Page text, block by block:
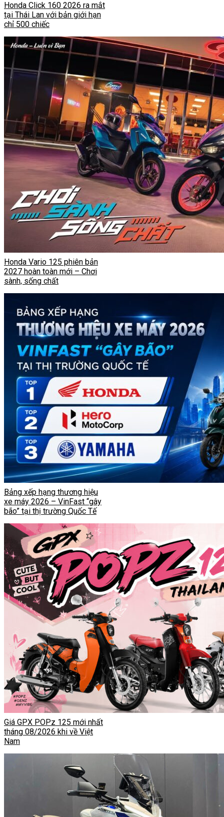
Honda Click 160 2026 ra mắt
tại Thái Lan với bản giới hạn
chỉ 500 chiếc
Honda Vario 125 phiên bản
2027 hoàn toàn mới – Chơi
sành, sống chất
Bảng xếp hạng thương hiệu
xe máy 2026 – VinFast “gây
bão” tại thị trường Quốc Tế
Giá GPX POPz 125 mới nhất
tháng 08/2026 khi về Việt
Nam